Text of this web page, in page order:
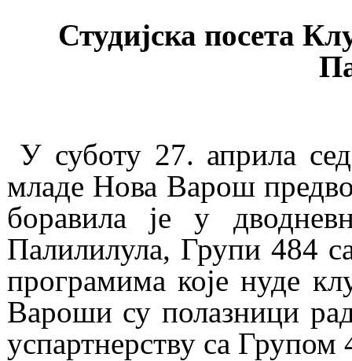
Студијска посета
У суботу 27. априла
младе Нова Варош
боравила је у
Палилилула, Групи 484
програмима које нуде
Вароши су полазници
успартнерству са Групом